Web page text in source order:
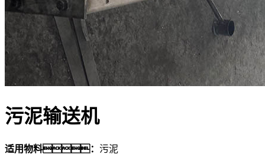
污泥输送机
适用物料： 污泥